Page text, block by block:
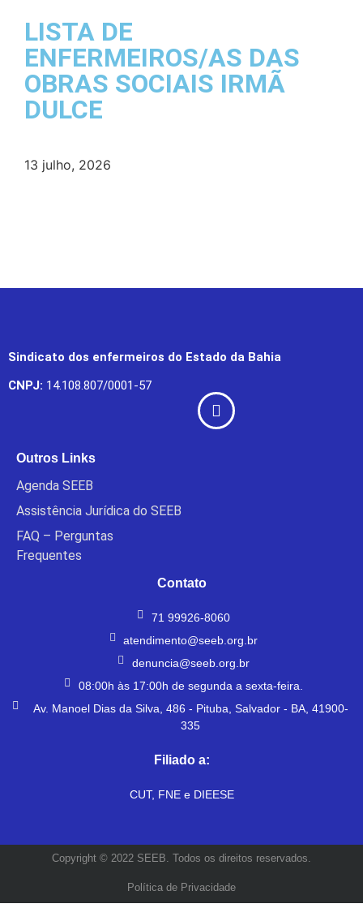
LISTA DE
ENFERMEIROS/AS DAS
OBRAS SOCIAIS IRMÃ
DULCE
13 julho, 2026
Sindicato dos enfermeiros do Estado da Bahia
CNPJ: 14.108.807/0001-57
Outros Links
Agenda SEEB
Assistência Jurídica do SEEB
FAQ – Perguntas
Frequentes
Contato
71 99926-8060
atendimento@seeb.org.br
denuncia@seeb.org.br
08:00h às 17:00h de segunda a sexta-feira.
Av. Manoel Dias da Silva, 486 - Pituba, Salvador - BA, 41900-
335
Filiado a:
CUT, FNE e DIEESE
Copyright © 2022 SEEB. Todos os direitos reservados.
Política de Privacidade